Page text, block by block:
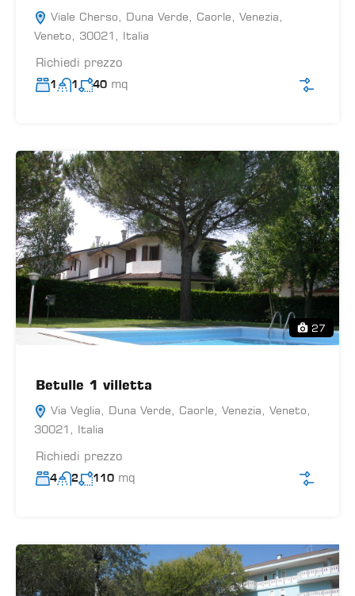
Viale Cherso, Duna Verde, Caorle, Venezia,
Veneto, 30021, Italia
Richiedi prezzo
1 1 40 mq
27
Betulle 1 villetta
Via Veglia, Duna Verde, Caorle, Venezia, Veneto,
30021, Italia
Richiedi prezzo
4 2 110 mq